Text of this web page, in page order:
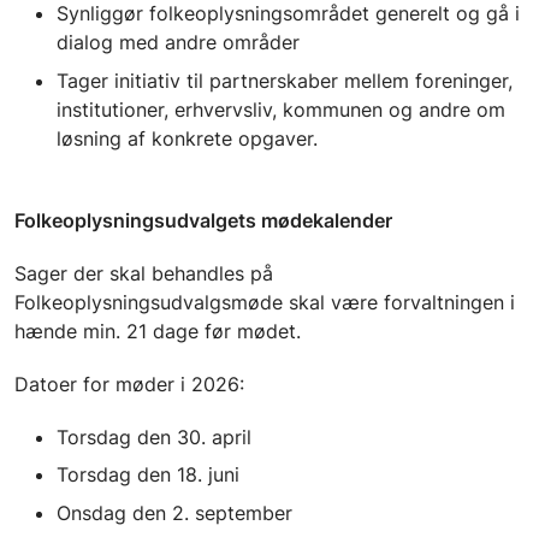
Synliggør folkeoplysningsområdet generelt og gå i
dialog med andre områder
Tager initiativ til partnerskaber mellem foreninger,
institutioner, erhvervsliv, kommunen og andre om
løsning af konkrete opgaver.
Folkeoplysningsudvalgets mødekalender
Sager der skal behandles på
Folkeoplysningsudvalgsmøde skal være forvaltningen i
hænde min. 21 dage før mødet.
Datoer for møder i 2026:
Torsdag den 30. april
Torsdag den 18. juni
Onsdag den 2. september